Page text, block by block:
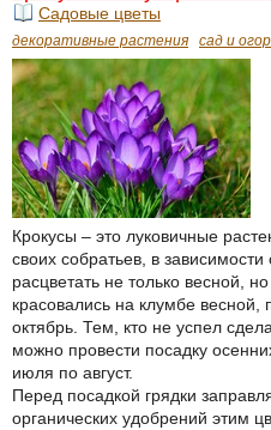
Садовые цветы
декоративные растения сад и
Крокусы – это луковичные
своих собратьев, в
расцветать не только весной,
красовались на клумбе весной,
октябрь. Тем, кто не успел
можно провести посадку
июля по август.
Перед посадкой грядки
органических удобрений этим